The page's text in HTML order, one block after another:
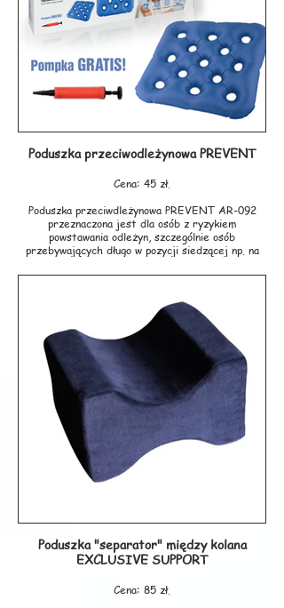
Poduszka występuje w trzech stopniach
twardości: miękka, średnia, twarda.
Wymiary: 490mm/310mm/82mm i 104mm
Gwarancja: 3 lata
Producent: VALDE
Poduszka przeciwodleżynowa PREVENT
Cena: 45 zł.
Poduszka przeciwdleżynowa PREVENT AR-092
przeznaczona jest dla osób z ryzykiem
powstawania odleżyn, szczególnie osób
przebywających długo w pozycji siedzącej np. na
części ciała, które podczas długotrwałego
powstanie odleżyn. W szczególności służy do
odciążenia kości ogonowej , miednicy oraz
pośladków. Poduszka zmniejsza ucisk na krocze,
oszczędzając bólu podczas siedzenia, zapewnia
większy dopływ powietrza.
Unikalny kształt oraz możliwość zmiany twardości
poprzez dopompowanie lub upuszczenie powietrza
gwarantują wysoki komfort użytkowania. Wykonana
jest z wysokiej jakości zmywalnego anty-
alergicznego nylonu medycznego, odpornego na
ścieranie oraz nacisk. Chowany zawór zapobiega
przypadkowemu wypuszczeniu powietrza z poduszki
w trakcie użytkowani.
Maksymalne obciążenie: 120 kg
Producent: ARMEDICAL
Poduszka "separator" między kolana
EXCLUSIVE SUPPORT
Cena: 85 zł.